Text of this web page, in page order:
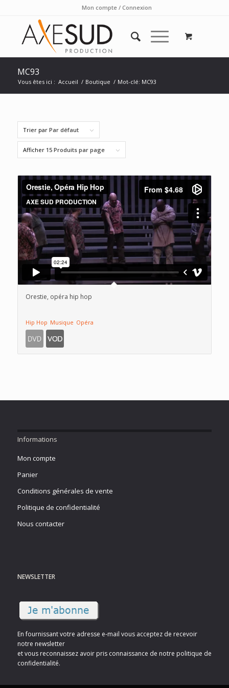
Mon compte / Connexion
MC93
Vous êtes ici : Accueil / Boutique / Mot-clé: MC93
Trier par Par défaut
Afficher 15 Produits par page
Orestie, opéra hip hop
Hip Hop Musique Opéra
Informations
Mon compte
Panier
Conditions générales de vente
Politique de confidentialité
Nous contacter
NEWSLETTER
En fournissant votre adresse e-mail vous acceptez de recevoir
notre newsletter
et vous reconnaissez avoir pris connaissance de notre politique de
confidentialité.